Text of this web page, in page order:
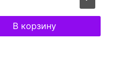
В корзину